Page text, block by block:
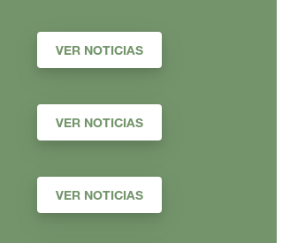
VER NOTICIAS
VER NOTICIAS
VER NOTICIAS